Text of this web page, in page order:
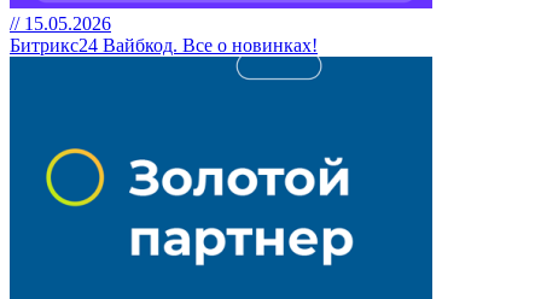
// 15.05.2026
Битрикс24 Вайбкод. Все о новинках!